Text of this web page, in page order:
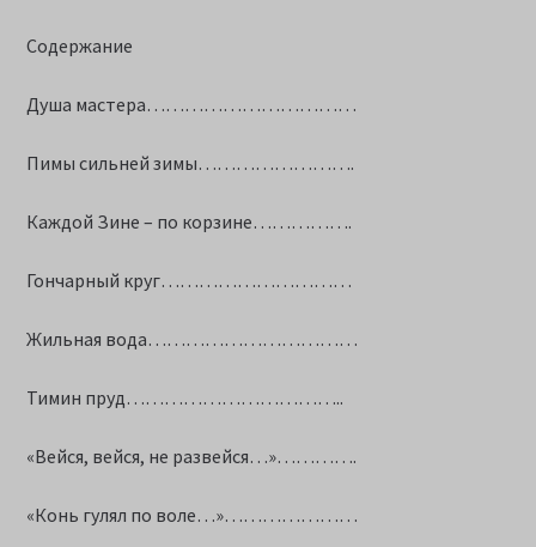
Содержание
Душа мастера……………………………
Пимы сильней зимы…………………….
Каждой Зине – по корзине…………….
Гончарный круг…………………………
Жильная вода……………………………
Тимин пруд……………………………..
«Вейся, вейся, не развейся…»………….
«Конь гулял по воле…»…………………